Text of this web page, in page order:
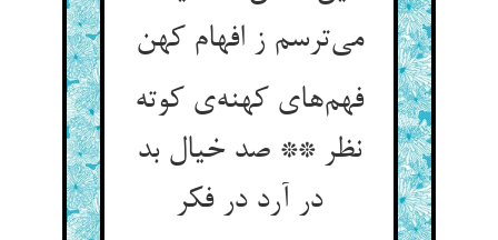
می‌‌ترسم ز افهام کهن‌‌
فهم‌‌های کهنه‌‌ی کوته
نظر ** صد خیال بد
در آرد در فکر